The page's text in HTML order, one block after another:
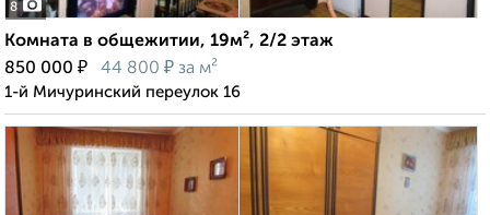
8
Комната в общежитии, 19м², 2/2 этаж
850 000 ₽ 44 800 ₽ за м²
1-й Мичуринский переулок 16